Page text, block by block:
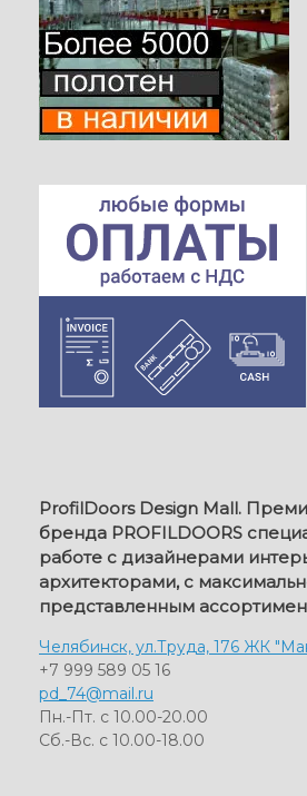
ProfilDoors Design Mall.
бренда PROFILDOORS
работе с дизайнерами
архитекторами, с
представленным
Челябинск, ул.Труда, 176 ЖК
+7 999 589 05 16
pd_74@mail.ru
Пн.-Пт. с 10.00-20.00
Сб.-Вс. с 10.00-18.00